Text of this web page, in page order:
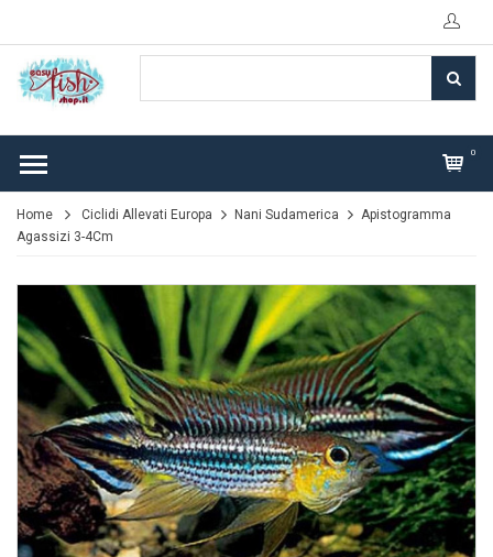
0
Home Ciclidi Allevati Europa Nani Sudamerica
Apistogramma
Agassizi 3-4Cm